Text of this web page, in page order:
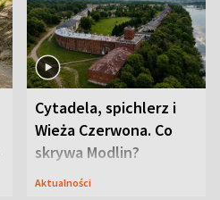
Cytadela, spichlerz i
Wieża Czerwona. Co
skrywa Modlin?
Aktualności